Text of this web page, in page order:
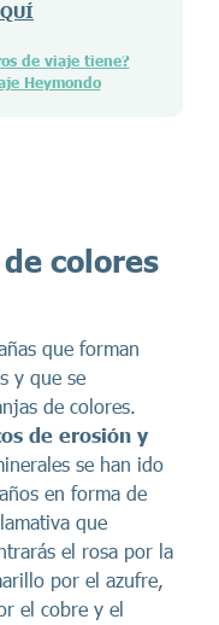
de viaje tiene?
Heymondo
colores
que forman
y que se
de colores.
de erosión y
se han ido
en forma de
que
el rosa por la
por el azufre,
el cobre y el